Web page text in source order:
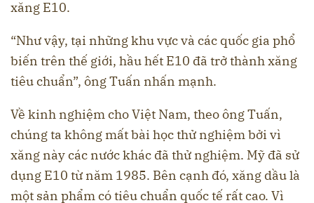
xăng E10.
“Như vậy, tại những khu vực và các quốc gia phổ
biến trên thế giới, hầu hết E10 đã trở thành xăng
tiêu chuẩn”, ông Tuấn nhấn mạnh.
Về kinh nghiệm cho Việt Nam, theo ông Tuấn,
chúng ta không mất bài học thử nghiệm bởi vì
xăng này các nước khác đã thử nghiệm. Mỹ đã sử
dụng E10 từ năm 1985. Bên cạnh đó, xăng dầu là
một sản phẩm có tiêu chuẩn quốc tế rất cao. Vì